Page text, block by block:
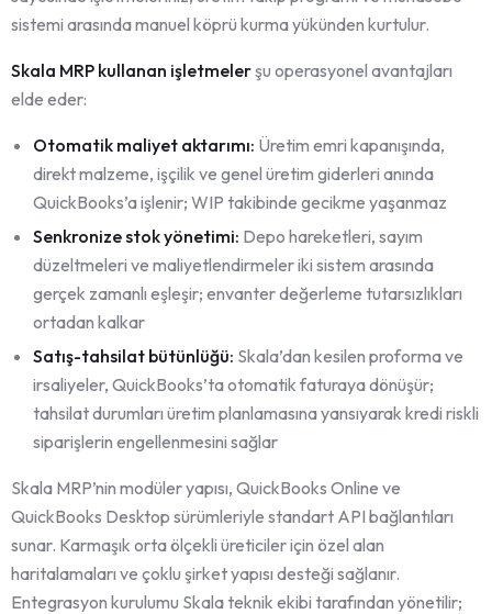
sistemi arasında manuel köprü kurma yükünden kurtulur.
Skala MRP kullanan işletmelerşu operasyonel avantajları
elde eder:
Otomatik maliyet aktarımı: Üretim emri kapanışında,
direkt malzeme, işçilik ve genel üretim giderleri anında
QuickBooks’a işlenir; WIP takibinde gecikme yaşanmaz
Senkronize stok yönetimi: Depo hareketleri, sayım
düzeltmeleri ve maliyetlendirmeler iki sistem arasında
gerçek zamanlı eşleşir; envanter değerleme tutarsızlıkları
ortadan kalkar
Satış-tahsilat bütünlüğü: Skala’dan kesilen proforma ve
irsaliyeler, QuickBooks’ta otomatik faturaya dönüşür;
tahsilat durumları üretim planlamasına yansıyarak kredi riskli
siparişlerin engellenmesini sağlar
Skala MRP’nin modüler yapısı, QuickBooks Online ve
QuickBooks Desktop sürümleriyle standart API bağlantıları
sunar. Karmaşık orta ölçekli üreticiler için özel alan
haritalamaları ve çoklu şirket yapısı desteği sağlanır.
Entegrasyon kurulumu Skala teknik ekibi tarafından yönetilir;